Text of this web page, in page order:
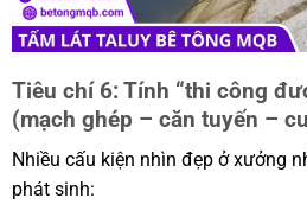
Tiêu chí 6: Tính “thi công
(mạch ghép – căn tuyến –
Nhiều cấu kiện nhìn đẹp ở xưởng
phát sinh: